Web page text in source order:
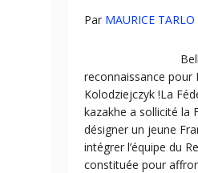
Par MAURICE TARLO
reconnaissance pour
Kolodziejczyk !La
kazakhe a sollicité la
désigner un jeune
intégrer l’équipe du
constituée pour